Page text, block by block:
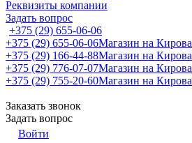
Реквизиты компании
Задать вопрос
+375 (29) 655-06-06
+375 (29) 655-06-06Магазин на Кирова
+375 (29) 166-44-88Магазин на Кирова
+375 (29) 776-07-07Магазин на Кирова
+375 (29) 755-20-60Магазин на Кирова
Заказать звонок
Задать вопрос
Войти